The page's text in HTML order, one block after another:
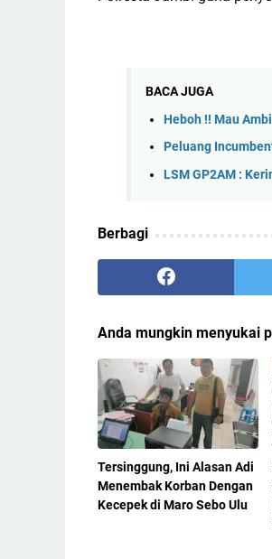
BACA JUGA
Heboh !! Mau
Peluang
LSM GP2AM :
Berbagi
Anda mungkin menyukai
Tersinggung, Ini Alasan Adi
Menembak Korban Dengan
Kecepek di Maro Sebo Ulu